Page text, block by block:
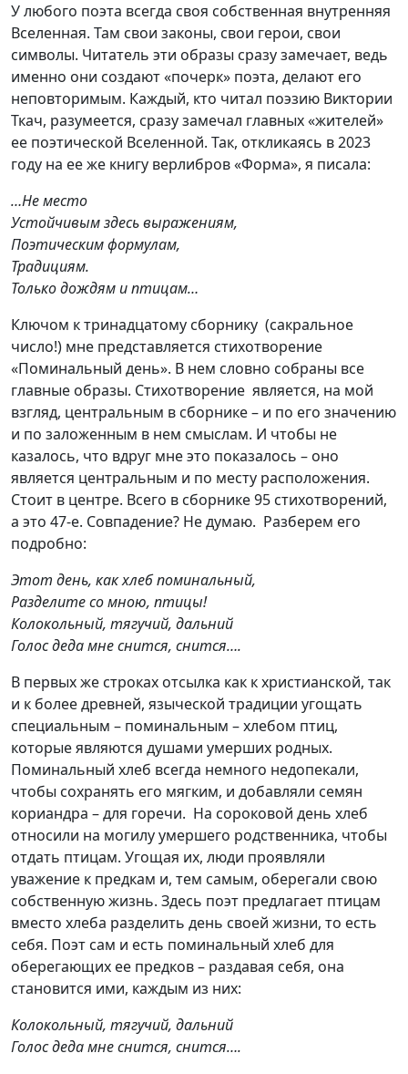
У любого поэта всегда своя собственная внутренняя
Вселенная. Там свои законы, свои герои, свои
символы. Читатель эти образы сразу замечает, ведь
именно они создают «почерк» поэта, делают его
неповторимым. Каждый, кто читал поэзию Виктории
Ткач, разумеется, сразу замечал главных «жителей»
ее поэтической Вселенной. Так, откликаясь в 2023
году на ее же книгу верлибров «Форма», я писала:
…Не место
Устойчивым здесь выражениям,
Поэтическим формулам,
Традициям.
Только дождям и птицам…
Ключом к тринадцатому сборнику (сакральное
число!) мне представляется стихотворение
«Поминальный день». В нем словно собраны все
главные образы. Стихотворение является, на мой
взгляд, центральным в сборнике – и по его значению
и по заложенным в нем смыслам. И чтобы не
казалось, что вдруг мне это показалось – оно
является центральным и по месту расположения.
Стоит в центре. Всего в сборнике 95 стихотворений,
а это 47-е. Совпадение? Не думаю. Разберем его
подробно:
Этот день, как хлеб поминальный,
Разделите со мною, птицы!
Колокольный, тягучий, дальний
Голос деда мне снится, снится….
В первых же строках отсылка как к христианской, так
и к более древней, языческой традиции угощать
специальным – поминальным – хлебом птиц,
которые являются душами умерших родных.
Поминальный хлеб всегда немного недопекали,
чтобы сохранять его мягким, и добавляли семян
кориандра – для горечи. На сороковой день хлеб
относили на могилу умершего родственника, чтобы
отдать птицам. Угощая их, люди проявляли
уважение к предкам и, тем самым, оберегали свою
собственную жизнь. Здесь поэт предлагает птицам
вместо хлеба разделить день своей жизни, то есть
себя. Поэт сам и есть поминальный хлеб для
оберегающих ее предков – раздавая себя, она
становится ими, каждым из них:
Колокольный, тягучий, дальний
Голос деда мне снится, снится….